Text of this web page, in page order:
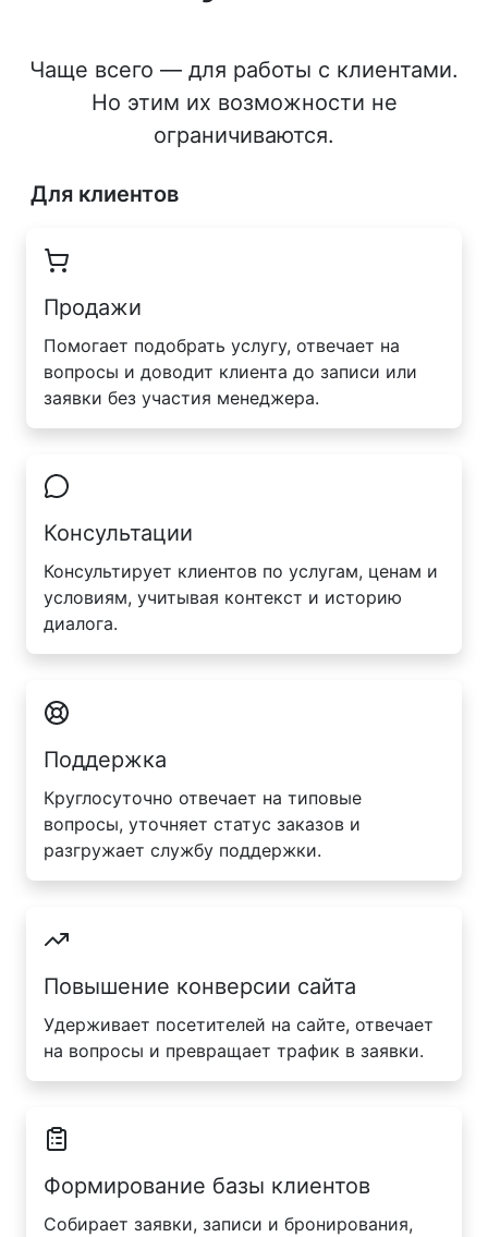
Чаще всего — для работы с клиентами.
Но этим их возможности не
ограничиваются.
Для клиентов
Продажи
Помогает подобрать услугу, отвечает на
вопросы и доводит клиента до записи или
заявки без участия менеджера.
Консультации
Консультирует клиентов по услугам, ценам и
условиям, учитывая контекст и историю
диалога.
Поддержка
Круглосуточно отвечает на типовые
вопросы, уточняет статус заказов и
разгружает службу поддержки.
Повышение конверсии сайта
Удерживает посетителей на сайте, отвечает
на вопросы и превращает трафик в заявки.
Формирование базы клиентов
Собирает заявки, записи и бронирования,